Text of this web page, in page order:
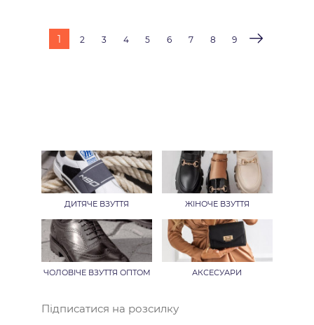
1 2 3 4 5 6 7 8 9
Підписатися на розсилку
ДИТЯЧЕ ВЗУТТЯ ЖІНОЧЕ ВЗУТТЯ
ЧОЛОВІЧЕ ВЗУТТЯ ОПТОМ АКСЕСУАРИ